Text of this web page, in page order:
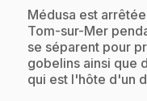
.Médusa est
Tom-sur-Mer
se séparent pour
gobelins ainsi que
qui est l'hôte d'un